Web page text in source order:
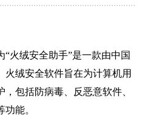
“火绒安全助手”是一款由中国
火绒安全软件旨在为计算机用
，包括防病毒、反恶意软件、
能。